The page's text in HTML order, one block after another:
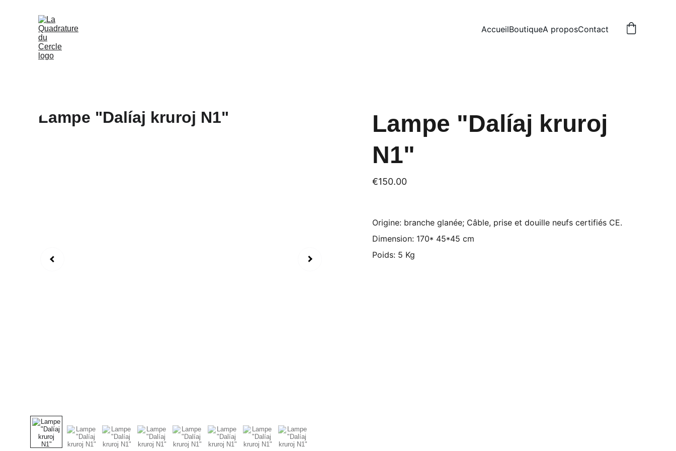
AccueilBoutiqueA proposContact
Lampe "Dalíaj kruroj
N1"
€150.00
Origine: branche glanée; Câble, prise et douille neufs certifiés CE.
Dimension: 170* 45*45 cm
Poids: 5 Kg